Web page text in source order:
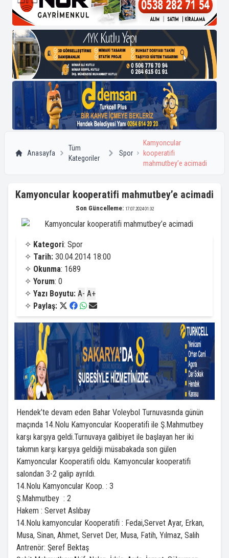
Anasayfa
Tüm
Kategoriler
Spor
Kamyoncular
kooperatifi
mahmutbey’e acimadi
Kamyoncular kooperatifi mahmutbey’e acimadi
Son Güncelleme: 17.07.2024 01:32
✧ Kategori: Spor
✧ Tarih: 30.04.2014 18:00
✧ Okunma: 1689
✧ Yorum: 0
✧ Yazı Boyutu: A- A+
✧ Paylaş:
Hendek’te devam eden Bahar Voleybol Turnuvasında günün
maçında 14.Nolu Kamyoncular Kooperatifi ile Ş.Mahmutbey
karşı karşıya geldi.Turnuvaya galibiyet ile başlayan her iki
takımın karşı karşıya geldiği müsabakada son gülen
Kamyoncular Kooperatifi oldu. Kamyoncular kooperatifi
salondan 3-2 galip ayrıldı.
14.Nolu Kamyoncular Koop. : 3
Ş.Mahmutbey : 2
Hakem : Servet Aslıbay
14.Nolu kamyoncular Kooperatifi : Fedai,Servet Ayar, Erkan,
Musa, Sinan, Ahmet, Servet Der, Musa, Fatih, Yılmaz, Salih
Antrenör: Şeref Bektaş